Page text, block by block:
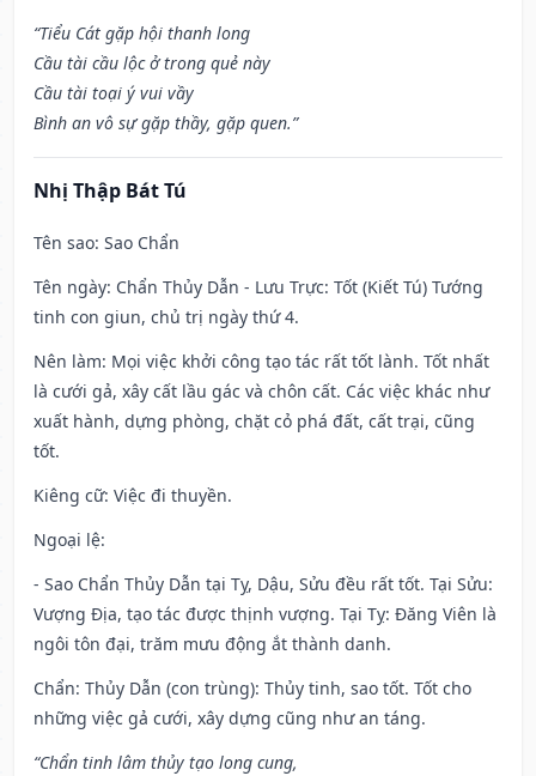
“Tiểu Cát gặp hội thanh long
Cầu tài cầu lộc ở trong quẻ này
Cầu tài toại ý vui vầy
Bình an vô sự gặp thầy, gặp quen.”
Nhị Thập Bát Tú
Tên sao: Sao Chẩn
Tên ngày: Chẩn Thủy Dẫn - Lưu Trực: Tốt (Kiết Tú) Tướng
tinh con giun, chủ trị ngày thứ 4.
Nên làm: Mọi việc khởi công tạo tác rất tốt lành. Tốt nhất
là cưới gả, xây cất lầu gác và chôn cất. Các việc khác như
xuất hành, dựng phòng, chặt cỏ phá đất, cất trại, cũng
tốt.
Kiêng cữ: Việc đi thuyền.
Ngoại lệ:
- Sao Chẩn Thủy Dẫn tại Tỵ, Dậu, Sửu đều rất tốt. Tại Sửu:
Vượng Địa, tạo tác được thịnh vượng. Tại Tỵ: Đăng Viên là
ngôi tôn đại, trăm mưu động ắt thành danh.
Chẩn: Thủy Dẫn (con trùng): Thủy tinh, sao tốt. Tốt cho
những việc gả cưới, xây dựng cũng như an táng.
“Chẩn tinh lâm thủy tạo long cung,